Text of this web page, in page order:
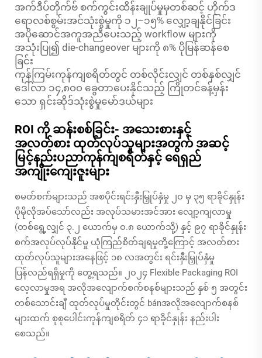
အက်ဒီပ်တိုက်ဗ် စက်ကွင်းထိန်းချုပ်မှုမှတစ်ဆင့် ဟိုက်ဒ
ရောလစ်စွမ်းအင်သုံးစွဲမှုကို ၁၂–၁၅% လျှော့ချနိုင်ခြင်း
အပိုဆောင်အကူအညီပေးသည့် workflow များကို
အသုံးပြု၍ die-changeover များကို ၈% ပိုမြန်ဆန်စေ
ခြင်း
ကုန်ကြမ်းကုန်ကျစရိတ်တွင် တစ်လိုင်းလျှင် တစ်နှစ်လျှင်
ဒေါ်လာ ၁၄,၈၀၀ ခွေတာပေးနိုင်သည့် ကြိုတင်ခန့်မှန်း
သော ရှင်းဆိုဒ်သုံးစွဲမှုမော်ဒယ်များ
ROI ကို ဆန်းစစ်ခြင်း- အသေးစားနှင့်
အလတ်စား ထုတ်လုပ်သူများအတွက် အဆင့်
မြင့်နည်းပညာကုန်ကျစရိတ်နှင့် ရေရှည်
အကျိုးကျေးဇူးများ
စမတ်စက်များသည် အစပိုင်းရင်းနှီးမြှုပ်နှံမှု ၂၀ မှ ၃၅ ရာခိုင်နှုန်း
ပိုမိုလိုအပ်သော်လည်း အလုပ်သမားအင်အား လျော့ကျလာမှု
(တစ်ရွေ့လျှင် ၃.၂ ယောက်မှ ၀.၈ ယောက်သို့) နှင့် ၉၇ ရာခိုင်နှုန်း
စက်အလုပ်လုပ်နိုင်မှု ယုံကြည်စိတ်ချရမှုတို့ကြောင့် အလတ်စား
ထုတ်လုပ်သူများအနေဖြင့် ၁၈ လအတွင်း ရင်းနှီးမြှုပ်နှံမှု
ပြန်လည်ရရှိမှုကို တွေ့ရသည်။ ၂၀၂၄ Flexible Packaging ROI
လေ့လာမှုအရ အလိုအလျောက်စက်စနစ်များသည် နှစ် ၅ အတွင်း
တစ်သောင်းချီ ထုတ်လုပ်မှုတိုင်းတွင် bánအလိုအလျောက်စနစ်
များထက် စုစုပေါင်းကုန်ကျစရိတ် ၄၁ ရာခိုင်နှုန်း နည်းပါး
စေသည်။